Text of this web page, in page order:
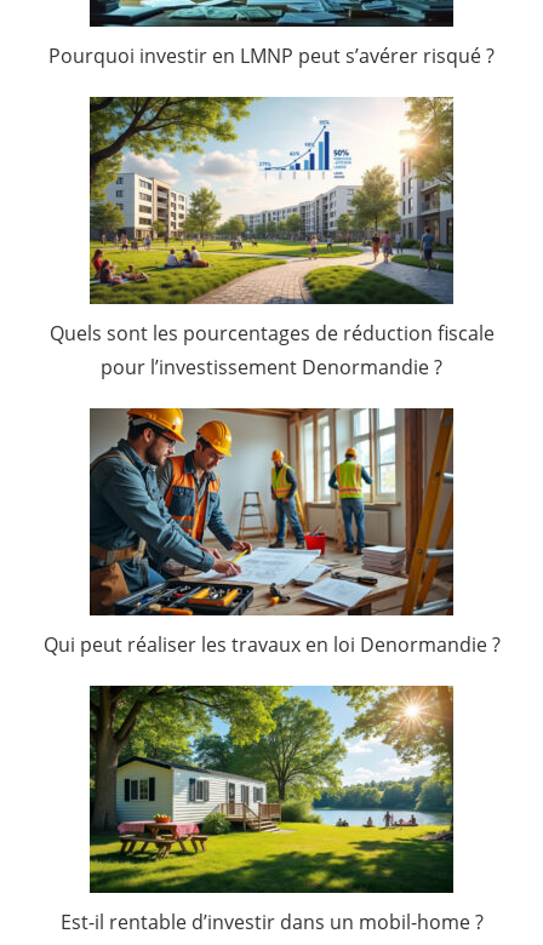
Pourquoi investir en LMNP peut s’avérer risqué ?
Quels sont les pourcentages de réduction fiscale
pour l’investissement Denormandie ?
Qui peut réaliser les travaux en loi Denormandie ?
Est-il rentable d’investir dans un mobil-home ?